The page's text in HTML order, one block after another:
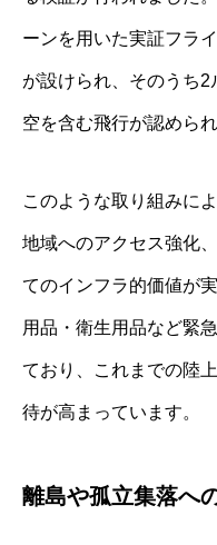
ーンを用いた実証フラ
が設けられ、そのうち
空を含む飛行が認めら
このような取り組みに
地域へのアクセス強化
てのインフラ的価値が
用品・衛生用品など緊
ており、これまでの陸
待が高まっています。
離島や孤立集落へ